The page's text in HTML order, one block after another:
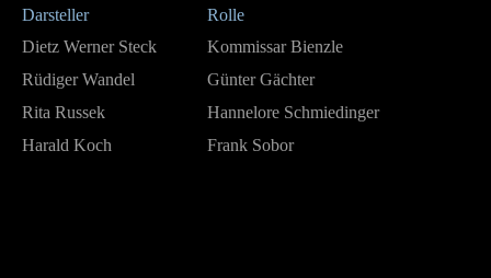
Darsteller
Rolle
Dietz Werner Steck
Kommissar Bienzle
Rüdiger Wandel
Günter Gächter
Rita Russek
Hannelore Schmiedinger
Harald Koch
Frank Sobor